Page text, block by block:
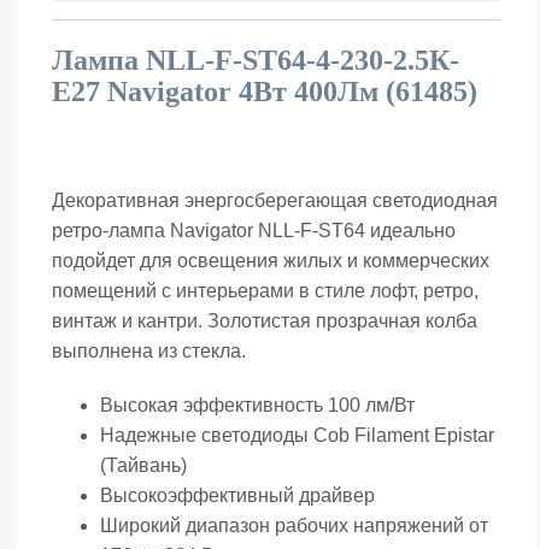
Лампа NLL-F-ST64-4-230-2.5К-
E27 Navigator 4Вт 400Лм (61485)
Декоративная энергосберегающая светодиодная
ретро-лампа Navigator NLL-F-ST64 идеально
подойдет для освещения жилых и коммерческих
помещений с интерьерами в стиле лофт, ретро,
винтаж и кантри. Золотистая прозрачная колба
выполнена из стекла.
Высокая эффективность 100 лм/Вт
Надежные светодиоды Cob Filament Epistar
(Тайвань)
Высокоэффективный драйвер
Широкий диапазон рабочих напряжений от